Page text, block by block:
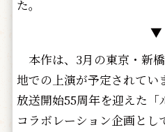
た。
▼
本作は、3月の東京・新
地での上演が予定されてい
放送開始55周年を迎えた「
コラボレーション企画とし